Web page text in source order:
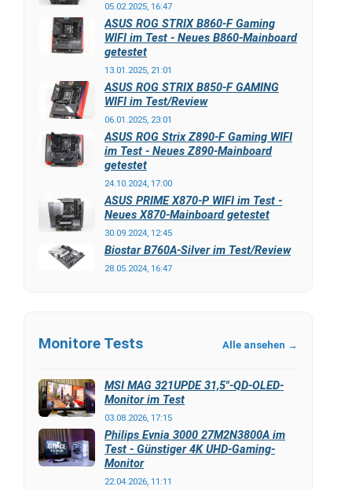
05.02.2025, 16:47
ASUS ROG STRIX B860-F Gaming
WIFI im Test - Neues B860-Mainboard
getestet
13.01.2025, 21:01
ASUS ROG STRIX B850-F GAMING
WIFI im Test/Review
06.01.2025, 23:01
ASUS ROG Strix Z890-F Gaming WIFI
im Test - Neues Z890-Mainboard
getestet
24.10.2024, 17:00
ASUS PRIME X870-P WIFI im Test -
Neues X870-Mainboard getestet
30.09.2024, 12:45
Biostar B760A-Silver im Test/Review
28.05.2024, 16:47
Monitore Tests Alle ansehen →
MSI MAG 321UPDE 31,5"-QD-OLED-
Monitor im Test
03.08.2026, 17:15
Philips Evnia 3000 27M2N3800A im
Test - Günstiger 4K UHD-Gaming-
Monitor
22.04.2026, 11:11